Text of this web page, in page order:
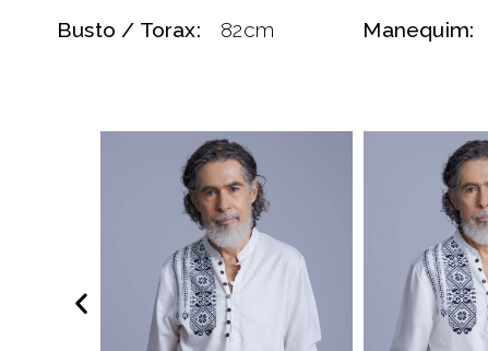
Busto / Torax: 82cm Manequim: